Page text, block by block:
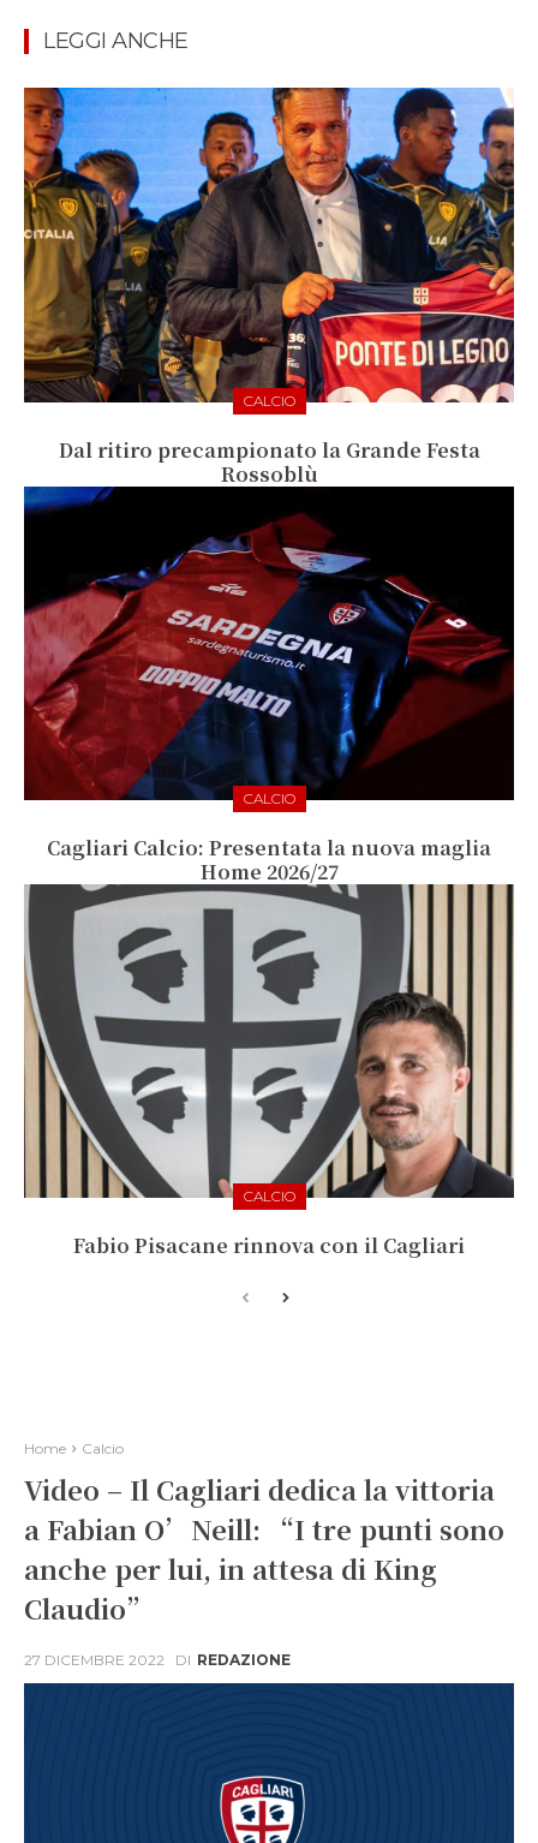
LEGGI ANCHE
CALCIO
Dal ritiro precampionato la Grande Festa
Rossoblù
CALCIO
Cagliari Calcio: Presentata la nuova maglia
Home 2026/27
CALCIO
Fabio Pisacane rinnova con il Cagliari